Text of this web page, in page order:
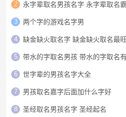
2 永字辈取名男孩名字 永字辈取名
3 两个字的游戏名字男
4 缺金缺火取名字 缺金缺火取名最旺男
5 带水的字取名男孩 带水的字取名
6 世字辈的男孩名字大全
7 男孩取名嘉字后面加什么字好
8 圣经取名男孩名字 圣经起名